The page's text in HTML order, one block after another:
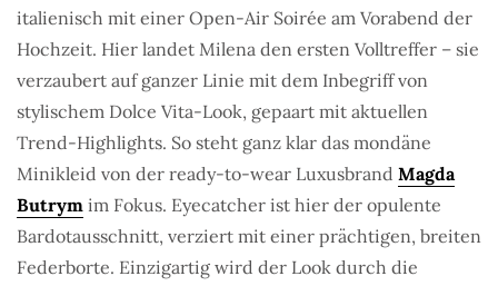
italienisch mit einer Open-Air Soirée am Vorabend der
Hochzeit. Hier landet Milena den ersten Volltreffer – sie
verzaubert auf ganzer Linie mit dem Inbegriff von
stylischem Dolce Vita-Look, gepaart mit aktuellen
Trend-Highlights. So steht ganz klar das mondäne
Minikleid von der ready-to-wear Luxusbrand Magda
Butrym im Fokus. Eyecatcher ist hier der opulente
Bardotausschnitt, verziert mit einer prächtigen, breiten
Federborte. Einzigartig wird der Look durch die